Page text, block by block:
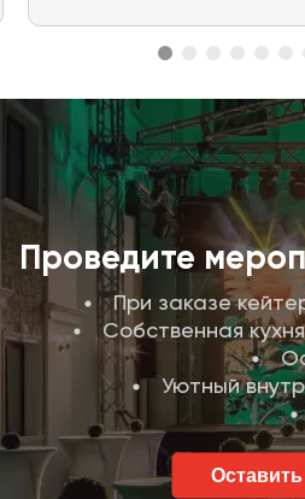
Проведите
При заказе
Собственная
Уютный
Оставить